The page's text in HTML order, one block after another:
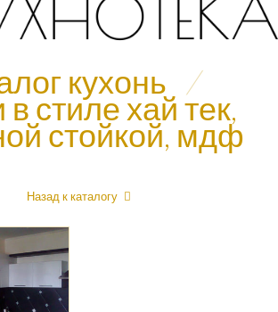
кухонь /
в стиле хай тек,
стойкой, мдф
Назад к каталогу